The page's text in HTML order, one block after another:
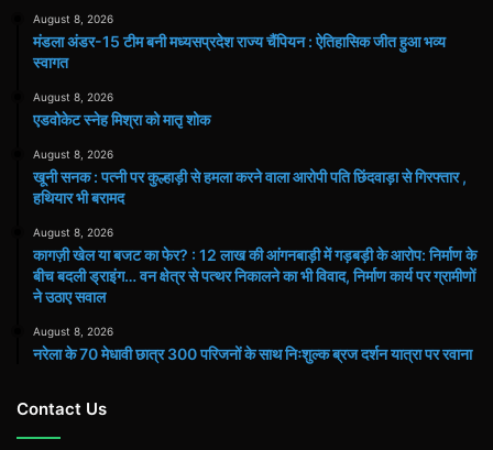
August 8, 2026
मंडला अंडर-15 टीम बनी मध्यसप्रदेश राज्य चैंपियन : ऐतिहासिक जीत हुआ भव्य
स्वागत
August 8, 2026
एडवोकेट स्नेह मिश्रा को मातृ शोक
August 8, 2026
खूनी सनक : पत्नी पर कुल्हाड़ी से हमला करने वाला आरोपी पति छिंदवाड़ा से गिरफ्तार ,
हथियार भी बरामद
August 8, 2026
कागज़ी खेल या बजट का फेर? : 12 लाख की आंगनबाड़ी में गड़बड़ी के आरोप: निर्माण के
बीच बदली ड्राइंग… वन क्षेत्र से पत्थर निकालने का भी विवाद, निर्माण कार्य पर ग्रामीणों
ने उठाए सवाल
August 8, 2026
नरेला के 70 मेधावी छात्र 300 परिजनों के साथ निःशुल्क ब्रज दर्शन यात्रा पर रवाना
Contact Us